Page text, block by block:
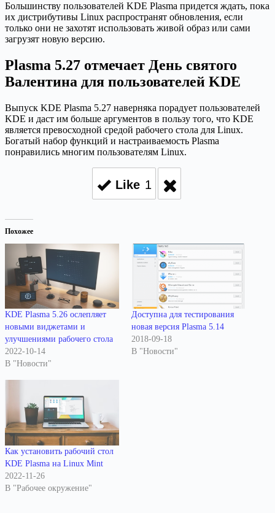
Большинству пользователей KDE Plasma придется ждать, пока
их дистрибутивы Linux распространят обновления, если
только они не захотят использовать живой образ или сами
загрузят новую версию.
Plasma 5.27 отмечает День святого
Валентина для пользователей KDE
Выпуск KDE Plasma 5.27 наверняка порадует пользователей
KDE и даст им больше аргументов в пользу того, что KDE
является превосходной средой рабочего стола для Linux.
Богатый набор функций и настраиваемость Plasma
понравились многим пользователям Linux.
Like 1
Похожее
KDE Plasma 5.26 ослепляет
новыми виджетами и
улучшениями рабочего стола
2022-10-14
В "Новости"
Доступна для тестирования
новая версия Plasma 5.14
2018-09-18
В "Новости"
Как установить рабочий стол
KDE Plasma на Linux Mint
2022-11-26
В "Рабочее окружение"